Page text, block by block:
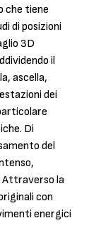
che tiene
di posizioni
3D
il
ascella,
dei
Di
del
Attraverso la
con
energici